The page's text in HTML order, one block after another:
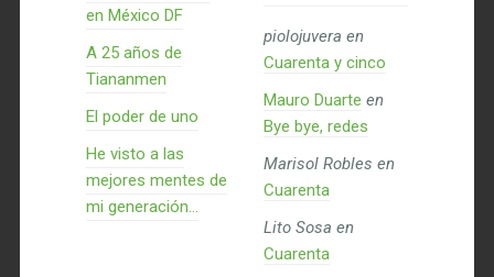
en México DF
A 25 años de
Tiananmen
El poder de uno
He visto a las
mejores mentes de
mi generación…
piolojuvera en
Cuarenta y cinco
Mauro Duarte en
Bye bye, redes
Marisol Robles en
Cuarenta
Lito Sosa en
Cuarenta